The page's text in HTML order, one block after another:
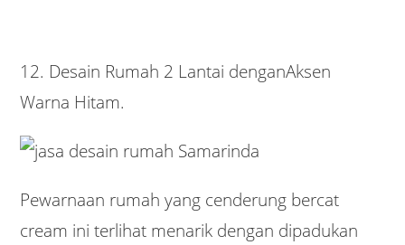
12. Desain Rumah 2 Lantai denganAksen
Warna Hitam.
Pewarnaan rumah yang cenderung bercat
cream ini terlihat menarik dengan dipadukan